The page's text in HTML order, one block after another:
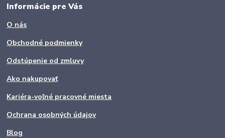
Informácie pre Vás
O nás
Obchodné podmienky
Odstúpenie od zmluvy
Ako nakupovať
Kariéra-voľné pracovné miesta
Ochrana osobných údajov
Blog